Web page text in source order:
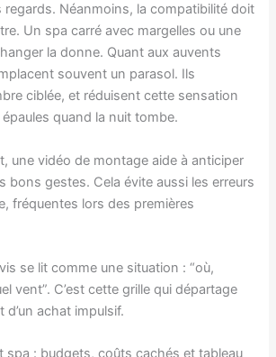
regards. Néanmoins, la compatibilité doit
Un spa carré avec margelles ou une
la donne. Quant aux auvents
souvent un parasol. Ils
ciblée, et réduisent cette sensation
épaules quand la nuit tombe.
une vidéo de montage aide à anticiper
bons gestes. Cela évite aussi les erreurs
fréquentes lors des premières
se lit comme une situation : “où,
vent”. C’est cette grille qui départage
achat impulsif.
spa : budgets, coûts cachés et tableau